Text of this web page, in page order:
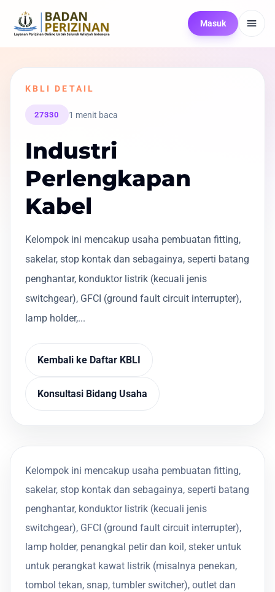
Masuk
KBLI DETAIL
27330 1 menit baca
Industri
Perlengkapan
Kabel
Kelompok ini mencakup usaha pembuatan fitting,
sakelar, stop kontak dan sebagainya, seperti batang
penghantar, konduktor listrik (kecuali jenis
switchgear), GFCI (ground fault circuit interrupter),
lamp holder,...
Kembali ke Daftar KBLI
Konsultasi Bidang Usaha
Kelompok ini mencakup usaha pembuatan fitting,
sakelar, stop kontak dan sebagainya, seperti batang
penghantar, konduktor listrik (kecuali jenis
switchgear), GFCI (ground fault circuit interrupter),
lamp holder, penangkal petir dan koil, steker untuk
untuk perangkat kawat listrik (misalnya penekan,
tombol tekan, snap, tumbler switcher), outlet dan